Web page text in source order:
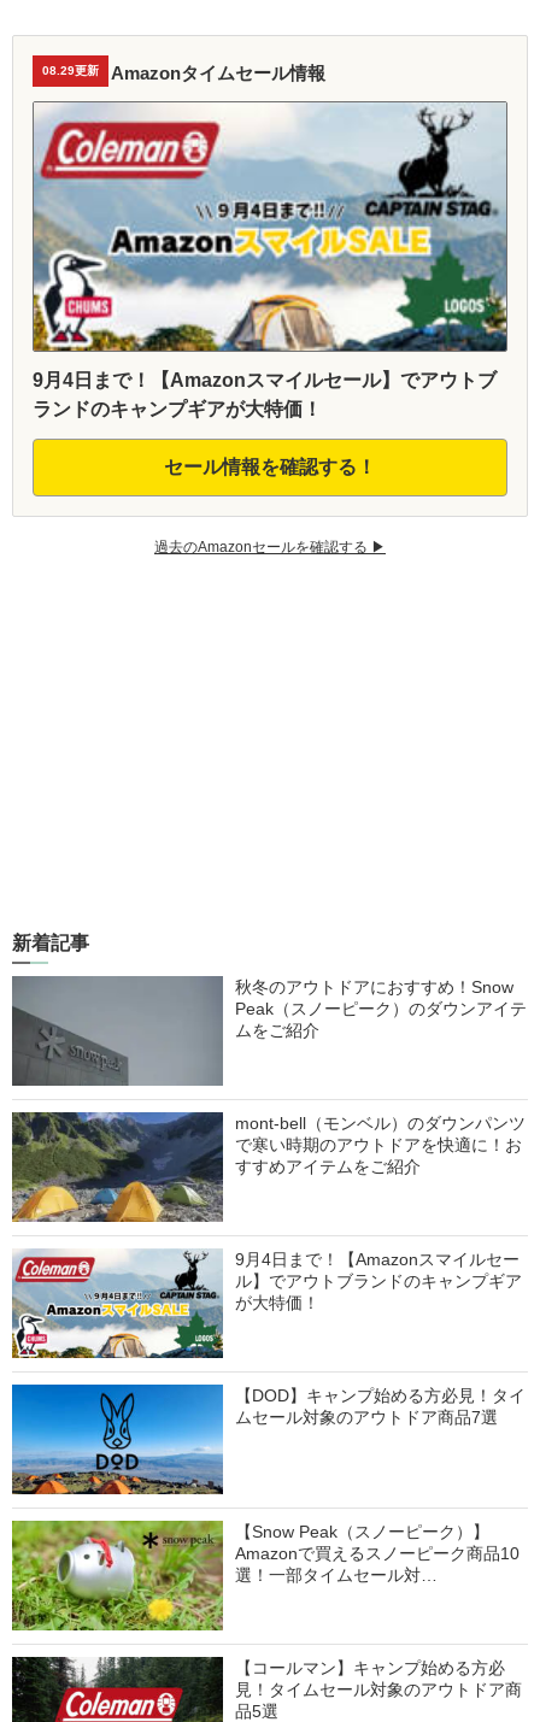
08.29更新 Amazonタイムセール情報
9月4日まで！【Amazonスマイルセール】でアウトブ
ランドのキャンプギアが大特価！
セール情報を確認する！
過去のAmazonセールを確認する ▶︎
新着記事
秋冬のアウトドアにおすすめ！Snow
Peak（スノーピーク）のダウンアイテ
ムをご紹介
mont-bell（モンベル）のダウンパンツ
で寒い時期のアウトドアを快適に！お
すすめアイテムをご紹介
9月4日まで！【Amazonスマイルセー
ル】でアウトブランドのキャンプギア
が大特価！
【DOD】キャンプ始める方必見！タイ
ムセール対象のアウトドア商品7選
【Snow Peak（スノーピーク）】
Amazonで買えるスノーピーク商品10
選！一部タイムセール対…
【コールマン】キャンプ始める方必
見！タイムセール対象のアウトドア商
品5選